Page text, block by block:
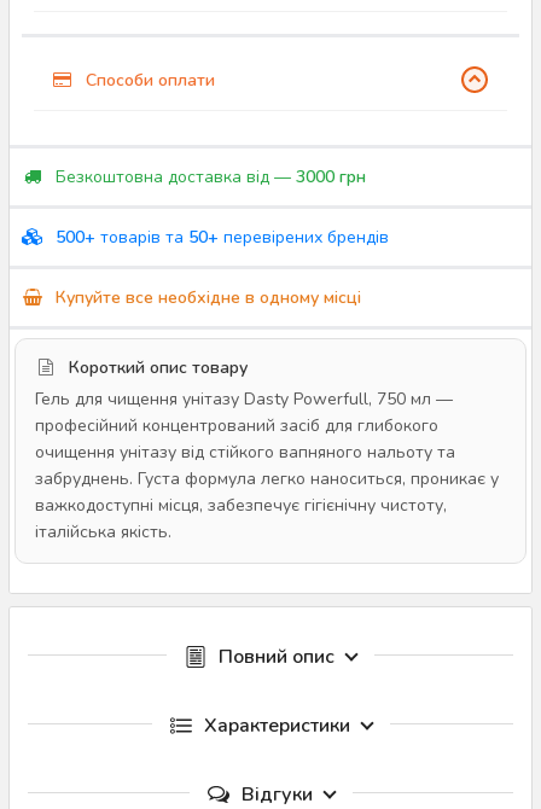
Способи оплати
Безкоштовна доставка від — 3000 грн
500+ товарів та 50+ перевірених брендів
Купуйте все необхідне в одному місці
Короткий опис товару
Гель для чищення унітазу Dasty Powerfull, 750 мл —
професійний концентрований засіб для глибокого
очищення унітазу від стійкого вапняного нальоту та
забруднень. Густа формула легко наноситься, проникає у
важкодоступні місця, забезпечує гігієнічну чистоту,
італійська якість.
Повний опис
Характеристики
Відгуки